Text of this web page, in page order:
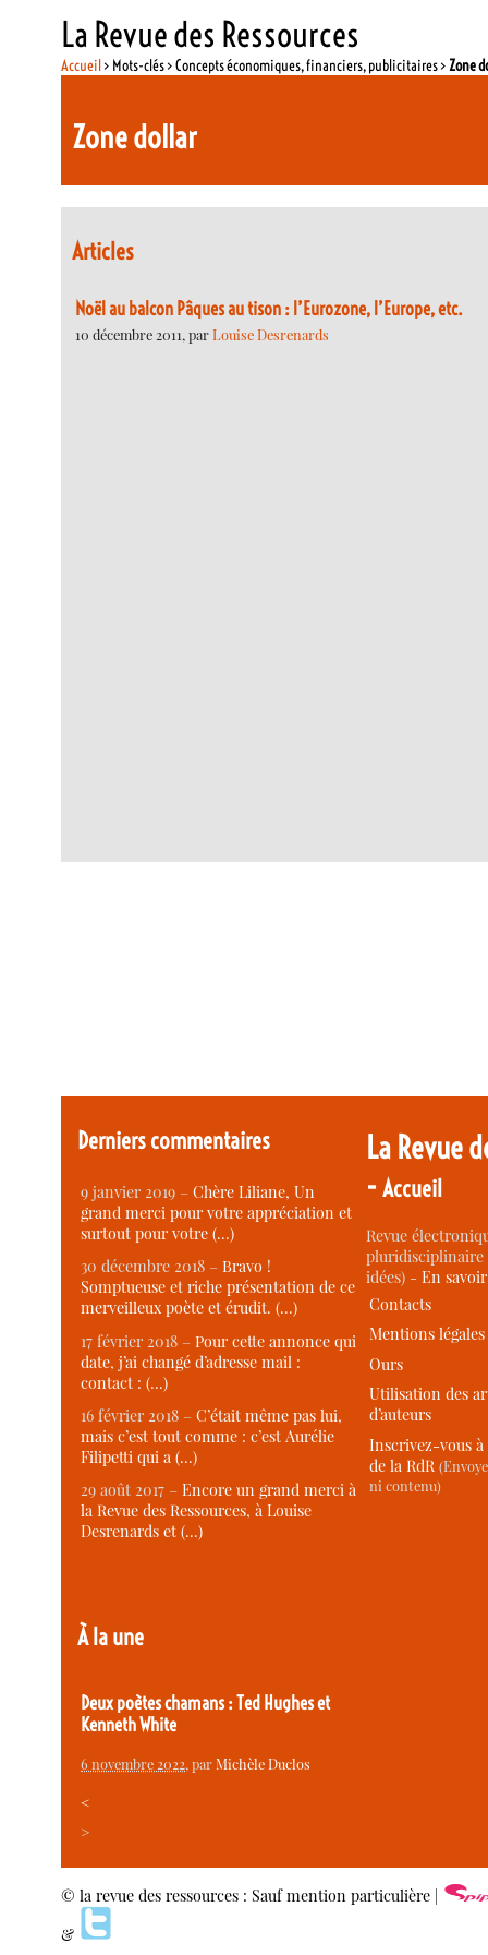
La Revue des Ressources
Accueil> Mots-clés > Concepts économiques, financiers, publicitaires > Zone
Zone dollar
Articles
Noël au balcon Pâques au tison : l’Eurozone, l’Europe, etc.
10 décembre 2011, parLouise Desrenards
Derniers commentaires
9 janvier 2019 –Chère Liliane, Un
grand merci pour votre appréciation et
surtout pour votre (…)
30 décembre 2018 –Bravo !
Somptueuse et riche présentation de ce
merveilleux poète et érudit. (…)
17 février 2018 –Pour cette annonce qui
date, j’ai changé d’adresse mail :
contact : (…)
16 février 2018 –C’était même pas lui,
mais c’est tout comme : c’est Aurélie
Filipetti qui a (…)
29 août 2017 –Encore un grand merci à
la Revue des Ressources, à Louise
Desrenards et (…)
À la une
Deux poètes chamans : Ted Hughes et
Kenneth White
6 novembre 2022, parMichèle Duclos
<
>
La Revue
-Accueil
Revue
idées) -En
Contacts
Mentions légales
Ours
Utilisation des
d’auteurs
Inscrivez-vous
de la RdR
ni contenu)
© la revue des ressources : Sauf mention particulière |
&